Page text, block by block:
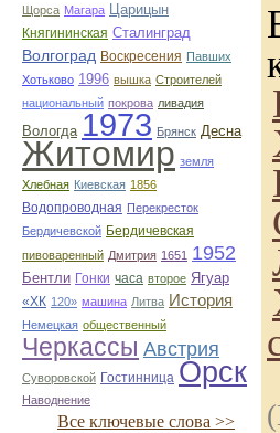
Щорса Магара Царицын
Княгининская Сталинград
Волгоград Воскресения Павших
Хотьково 1996 вышка Строителей
национальный покрова ливадия
Вологда 1973 Брянск Десна
Житомир земля
Хлебная Киевская 1856
Водопроводная Перекресток
Бердичевской Бердичевская
пивоваренный Дмитрия 1651 1952
Бентли Гонки часа второе Ягуар
«ХК 120» машина Литва История
Немецкая общественный
Черкассы Австрия
Суворовской Гостинница Орск
Наводнение
Все ключевые слова >>